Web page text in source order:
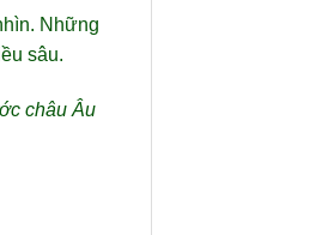
Những
sâu.
châu Âu